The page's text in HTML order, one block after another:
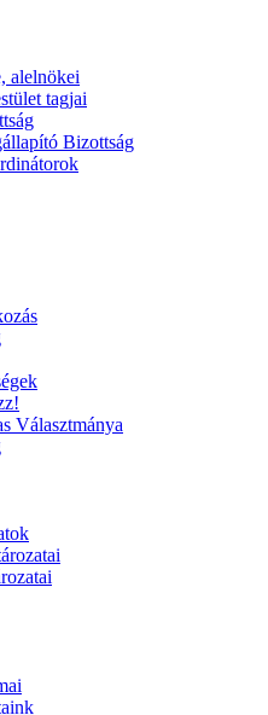
alelnökei
tagjai
Bizottság
Választmánya